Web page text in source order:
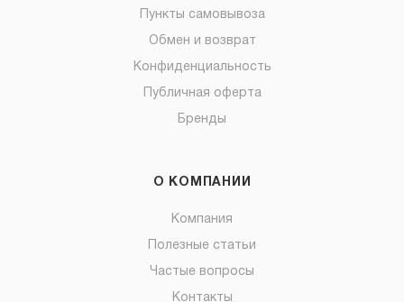
Пункты самовывоза
Обмен и возврат
Конфиденциальность
Публичная оферта
Бренды
О КОМПАНИИ
Компания
Полезные статьи
Частые вопросы
Контакты